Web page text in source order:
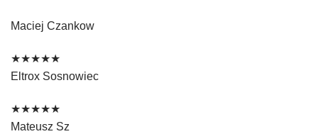
Maciej Czankow
★★★★★
Eltrox Sosnowiec
★★★★★
Mateusz Sz